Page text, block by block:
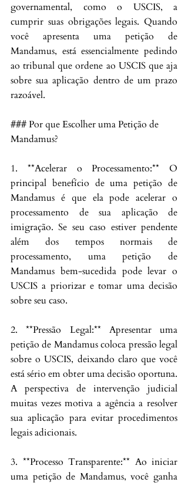
governamental, como o USCIS, a
cumprir suas obrigações legais. Quando
você apresenta uma petição de
Mandamus, está essencialmente pedindo
ao tribunal que ordene ao USCIS que aja
sobre sua aplicação dentro de um prazo
razoável.
### Por que Escolher uma Petição de
Mandamus?
1. **Acelerar o Processamento:** O
principal benefício de uma petição de
Mandamus é que ela pode acelerar o
processamento de sua aplicação de
imigração. Se seu caso estiver pendente
além dos tempos normais de
processamento, uma petição de
Mandamus bem-sucedida pode levar o
USCIS a priorizar e tomar uma decisão
sobre seu caso.
2. **Pressão Legal:** Apresentar uma
petição de Mandamus coloca pressão legal
sobre o USCIS, deixando claro que você
está sério em obter uma decisão oportuna.
A perspectiva de intervenção judicial
muitas vezes motiva a agência a resolver
sua aplicação para evitar procedimentos
legais adicionais.
3. **Processo Transparente:** Ao iniciar
uma petição de Mandamus, você ganha